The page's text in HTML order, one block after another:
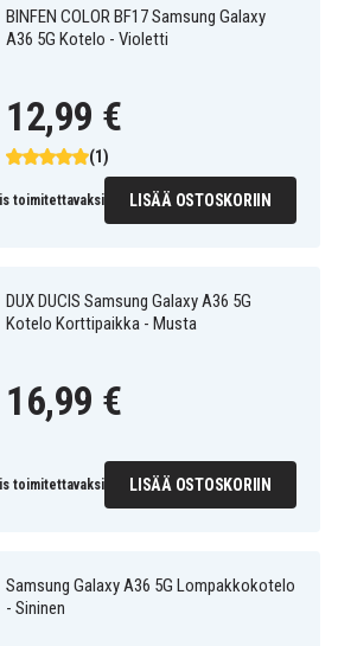
BINFEN COLOR BF17 Samsung Galaxy
A36 5G Kotelo - Violetti
(1)
12,99 €
toimitettavaksi LISÄÄ OSTOSKORIIN
DUX DUCIS Samsung Galaxy A36 5G
Kotelo Korttipaikka - Musta
16,99 €
toimitettavaksi LISÄÄ OSTOSKORIIN
Samsung Galaxy A36 5G Lompakkokotelo
- Sininen